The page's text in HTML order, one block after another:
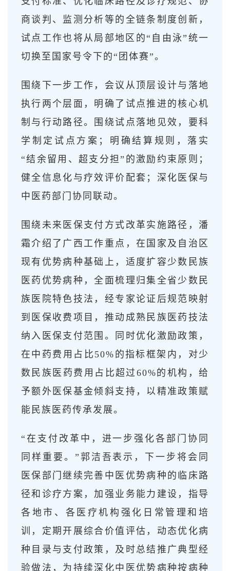
商谈判、监测分析等的全链条制度创新，
试点工作也将从局部地区的“自由泳”统一
切换至国家号令下的“团体赛”。
围绕下一步工作，会议从顶层设计与落地
执行两个层面，明确了试点推进的核心机
制与行动路径。围绕试点落地见效，要科
学制定试点方案；明确结算规则，落实
“结余留用、超支分担”的激励约束原则；
健全信息化与疗效评价配套；深化医保与
中医药部门协同联动。
围绕未来医保支付方式改革实施路径，潘
霜介绍了广西工作重点，在国家及自治区
现有优势病种基础上，适度扩容少数民族
医药优势病种，全面梳理归集全省少数民
族医院特色技法，经专家论证后规范映射
到医保收费项目，推动成熟民族医药技法
纳入医保支付范围。同时优化激励政策，
在中药费用占比50%的指标框架内，对少
数民族医药费用占比超过60%的机构，给
予额外医保基金倾斜支持，以精准政策赋
能民族医药传承发展。
“在支付改革中，进一步强化各部门协同
同样重要。”郭洁吾表示，下一步将会同
医保部门继续完善中医优势病种的临床路
径和诊疗方案，加强业务能力建设，指导
各地市、各医疗机构强化日常管理和培
训，定期开展综合价值评估，动态优化病
种目录与支付政策，及时总结推广典型经
验做法，为持续深化中医优势病种按病种